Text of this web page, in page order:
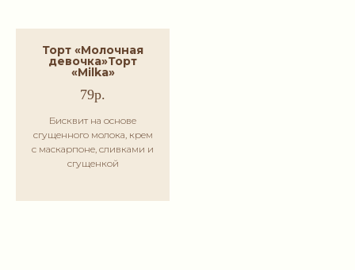
Торт «Молочная
девочка»Торт
«Milka»
79р.
Бисквит на основе
сгущенного молока, крем
с маскарпоне, сливками и
сгущенкой